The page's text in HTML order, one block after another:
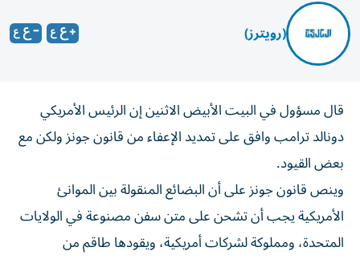
(رويترز)
قال مسؤول ‌في البيت الأبيض ​الاثنين ⁠إن ‌الرئيس الأمريكي
‌دونالد ترامب وافق على ‌تمديد الإعفاء من قانون ⁠جونز ولكن مع
بعض القيود.
وينص قانون جونز على أن البضائع ​المنقولة بين الموانئ
الأمريكية ‌يجب أن تشحن على متن ⁠سفن مصنوعة في الولايات
المتحدة، ومملوكة ​لشركات ‌أمريكية، ويقودها ‌طاقم من